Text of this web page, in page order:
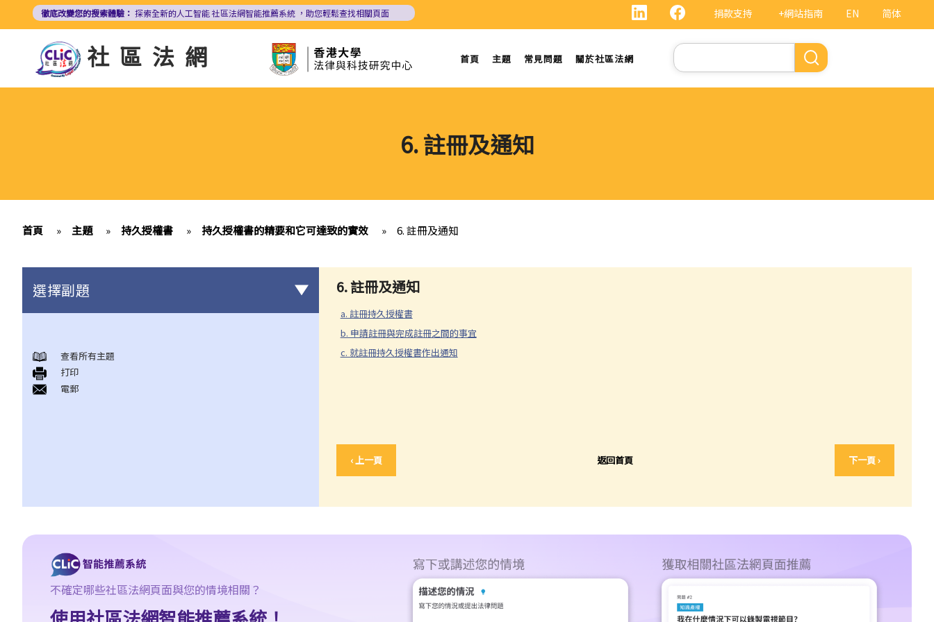
EN 简体
捐款支持 +網站指南
徹底改變您的搜索體驗： 探索全新的人工智能社區法網智能推薦系統 ，助您輕鬆查找相關頁面
社區法網 首頁 主題 常見問題 關於社區法網
Search
6. 註冊及通知
首頁 » 主題 » 持久授權書 » 持久授權書的精要和它可達致的實效 » 6. 註冊及通知
6. 註冊及通知
a. 註冊持久授權書
b. 申請註冊與完成註冊之間的事宜
c. 就註冊持久授權書作出通知
‹ 上一頁 返回首頁 下一頁 ›
選擇副題
持久授權書的精要和它可達致的實效
1. 相關法律
1. 我年紀已老，打算讓兒子替我照顧我的財政事務。他是一位好
主意。那我只要簽署一份持久授權書，委任我的兒子作為受權人，
他便可以替我打點一切事務，對嗎？
查看所有主題
打印
電郵
不確定哪些社區法網頁面與您的情境相關？